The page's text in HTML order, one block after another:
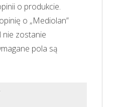
o produkcie.
o „Mediolan”
nie zostanie
pola są